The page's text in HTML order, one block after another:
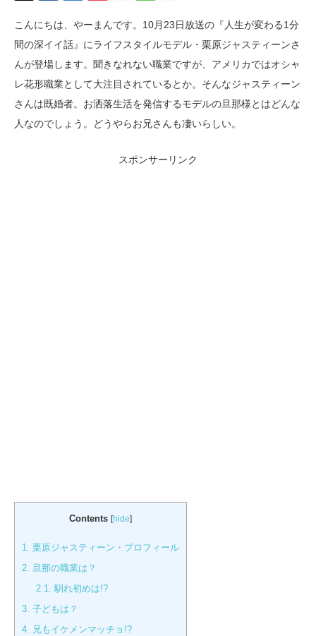
こんにちは、やーまんです。10月23日放送の『人生が変わる1分
間の深イイ話』にライフスタイルモデル・栗原ジャスティーンさ
んが登場します。聞きなれない職業ですが、アメリカではオシャ
レ花形職業として大注目されているとか。そんなジャスティーン
さんは既婚者。お洒落生活を発信するモデルの旦那様とはどんな
人なのでしょう。どうやらお兄さんも凄いらしい。
スポンサーリンク
Contents [hide]
1. 栗原ジャスティーン・プロフィール
2. 旦那の職業は？
2.1. 馴れ初めは!?
3. 子どもは？
4. 兄もイケメンマッチョ!?